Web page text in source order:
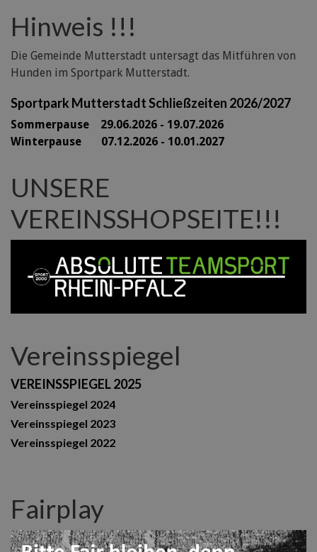
Hinweis !!!
Die Gemeinde Mutterstadt untersagt das Mitführen von
Hunden im Sportpark Mutterstadt.
Sportpark Mutterstadt Schließzeiten 2026/2027
Sommerpause 29.06.2026 - 19.07.2026
Winterpause 07.12.2026 - 10.01.2027
UNSERE
VEREINSSHOPSEITE!!!
Vereinsspiegel
VEREINSSPIEGEL 2025
Vereinsspiegel 2024
Vereinsspiegel 2023
Vereinsspiegel 2022
Fairplay